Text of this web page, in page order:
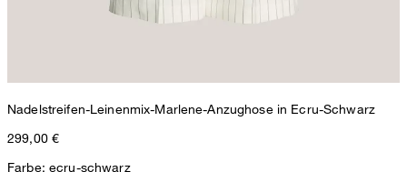
Nadelstreifen-Leinenmix-Marlene-Anzughose in Ecru-Schwarz
299,00 €
Farbe: ecru-schwarz